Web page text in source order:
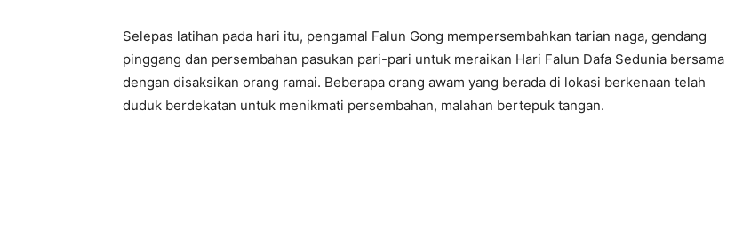
Selepas latihan pada hari itu, pengamal Falun Gong mempersembahkan tarian naga, gendang
pinggang dan persembahan pasukan pari-pari untuk meraikan Hari Falun Dafa Sedunia bersama
dengan disaksikan orang ramai. Beberapa orang awam yang berada di lokasi berkenaan telah
duduk berdekatan untuk menikmati persembahan, malahan bertepuk tangan.